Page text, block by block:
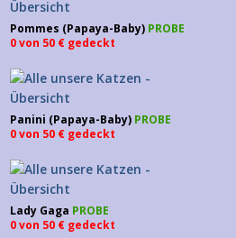
Pommes (Papaya-Baby) PROBE
0 von 50 € gedeckt
Panini (Papaya-Baby) PROBE
0 von 50 € gedeckt
Lady Gaga PROBE
0 von 50 € gedeckt